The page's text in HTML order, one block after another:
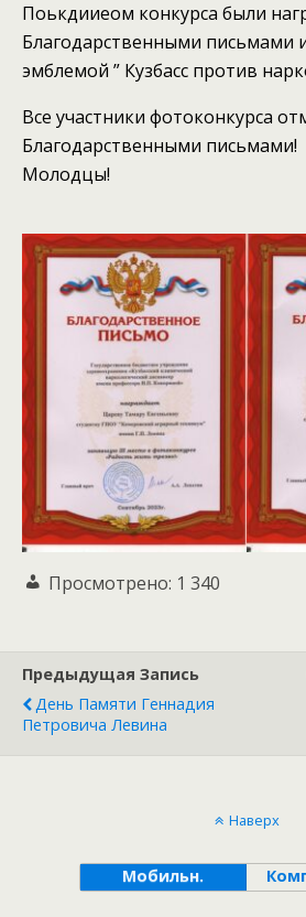
Поькдииеом конкурса были
Благодарственными письмами
эмблемой ” Кузбасс против
Все участники фотоконкурса
Благодарственными письмами!
Молодцы!
Просмотрено: 1 340
Предыдущая Запись
День Памяти Геннадия
Петровича Левина
Наверх
Мобильн.